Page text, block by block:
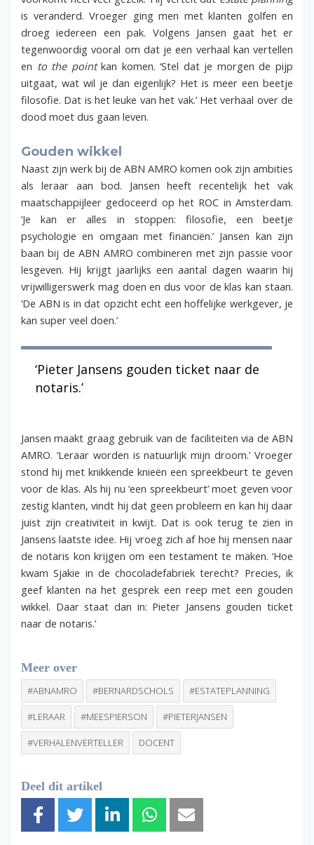
is veranderd. Vroeger ging men met klanten golfen en
droeg iedereen een pak. Volgens Jansen gaat het er
tegenwoordig vooral om dat je een verhaal kan vertellen
en to the pointkan komen. ‘Stel dat je morgen de pijp
uitgaat, wat wil je dan eigenlijk? Het is meer een beetje
filosofie. Dat is het leuke van het vak.’ Het verhaal over de
dood moet dus gaan leven.
Gouden wikkel
Naast zijn werk bij de ABN AMRO komen ook zijn ambities
als leraar aan bod. Jansen heeft recentelijk het vak
maatschappijleer gedoceerd op het ROC in Amsterdam.
‘Je kan er alles in stoppen: filosofie, een beetje
psychologie en omgaan met financiën.’ Jansen kan zijn
baan bij de ABN AMRO combineren met zijn passie voor
lesgeven. Hij krijgt jaarlijks een aantal dagen waarin hij
vrijwilligerswerk mag doen en dus voor de klas kan staan.
‘De ABN is in dat opzicht echt een hoffelijke werkgever, je
kan super veel doen.’
‘Pieter Jansens gouden ticket naar de
notaris.’
Jansen maakt graag gebruik van de faciliteiten via de ABN
AMRO. ‘Leraar worden is natuurlijk mijn droom.’ Vroeger
stond hij met knikkende knieën een spreekbeurt te geven
voor de klas. Als hij nu ‘een spreekbeurt’ moet geven voor
zestig klanten, vindt hij dat geen probleem en kan hij daar
juist zijn creativiteit in kwijt. Dat is ook terug te zien in
Jansens laatste idee. Hij vroeg zich af hoe hij mensen naar
de notaris kon krijgen om een testament te maken. ‘Hoe
kwam Sjakie in de chocoladefabriek terecht? Precies, ik
geef klanten na het gesprek een reep met een gouden
wikkel. Daar staat dan in: Pieter Jansens gouden ticket
naar de notaris.’
Meer over
#ABNAMRO #BERNARDSCHOLS #ESTATEPLANNING
#LERAAR #MEESPIERSON #PIETERJANSEN
#VERHALENVERTELLER DOCENT
Deel dit artikel